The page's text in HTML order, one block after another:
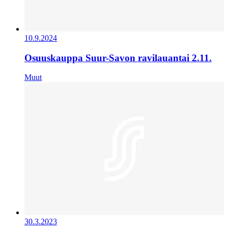
10.9.2024
Osuuskauppa Suur-Savon ravilauantai 2.11.
Muut
30.3.2023